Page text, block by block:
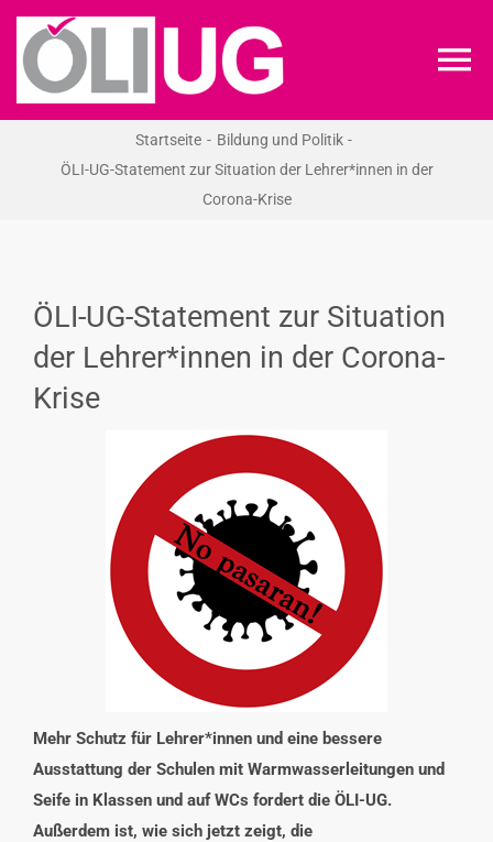
Zum
Inhalt
springen
RECHT
INTERESSENSVERTRETUNG
Startseite
Bildung und Politik
ÖLI-UG-Statement zur Situation der Lehrer*innen in der
Corona-Krise
ÖLI-UG-Statement zur Situation
der Lehrer*innen in der Corona-
Krise
Mehr Schutz für Lehrer*innen und eine bessere
Ausstattung der Schulen mit Warmwasserleitungen und
Seife in Klassen und auf WCs fordert die ÖLI-UG.
Außerdem ist, wie sich jetzt zeigt, die